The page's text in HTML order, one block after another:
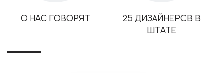
О НАС ГОВОРЯТ
25 ДИЗАЙНЕРОВ В
ШТАТЕ